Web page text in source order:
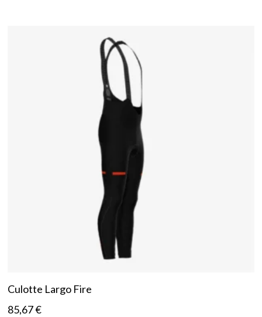
Culotte Largo Fire
85,67€